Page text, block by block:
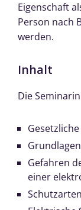
Eigenschaft
Person nach
werden.
Inhalt
Die
Gefahren
einer